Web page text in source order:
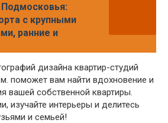
с крупными
ранние и
дизайна квартир-студий
поможет вам найти вдохновение и
вашей собственной квартиры.
изучайте интерьеры и делитесь
и семьей!